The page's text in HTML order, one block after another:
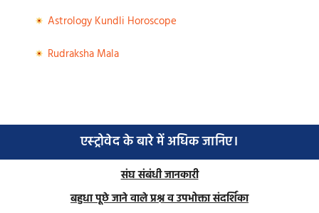
Astrology Kundli Horoscope
Rudraksha Mala
एस्ट्रोवेद के बारे में अधिक जानिए।
संघ संबंधी जानकारी
बहुधा पूछे जाने वाले प्रश्न व उपभोक्ता संदर्शिका